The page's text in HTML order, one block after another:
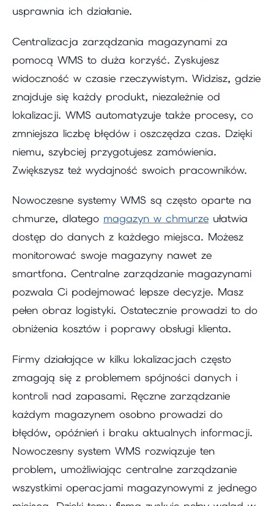
usprawnia ich działanie.
Centralizacja zarządzania magazynami za
pomocą WMS to duża korzyść. Zyskujesz
widoczność w czasie rzeczywistym. Widzisz, gdzie
znajduje się każdy produkt, niezależnie od
lokalizacji. WMS automatyzuje także procesy, co
zmniejsza liczbę błędów i oszczędza czas. Dzięki
niemu, szybciej przygotujesz zamówienia.
Zwiększysz też wydajność swoich pracowników.
Nowoczesne systemy WMS są często oparte na
chmurze, dlatego magazyn w chmurze ułatwia
dostęp do danych z każdego miejsca. Możesz
monitorować swoje magazyny nawet ze
smartfona. Centralne zarządzanie magazynami
pozwala Ci podejmować lepsze decyzje. Masz
pełen obraz logistyki. Ostatecznie prowadzi to do
obniżenia kosztów i poprawy obsługi klienta.
Firmy działające w kilku lokalizacjach często
zmagają się z problemem spójności danych i
kontroli nad zapasami. Ręczne zarządzanie
każdym magazynem osobno prowadzi do
błędów, opóźnień i braku aktualnych informacji.
Nowoczesny system WMS rozwiązuje ten
problem, umożliwiając centralne zarządzanie
wszystkimi operacjami magazynowymi z jednego